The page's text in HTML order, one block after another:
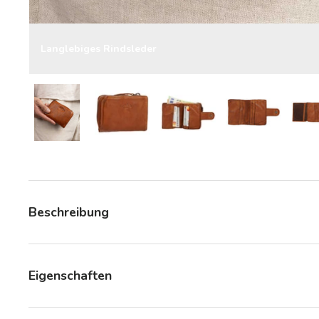
Beschreibung
Eigenschaften